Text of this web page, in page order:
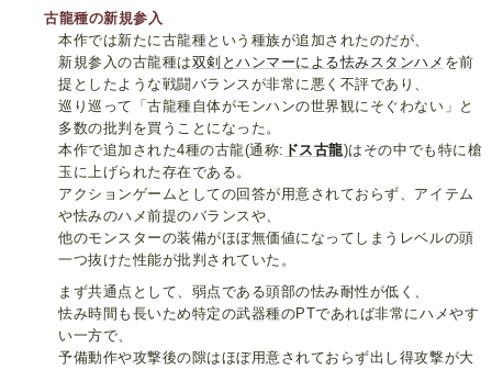
古龍種の新規参入
本作では新たに古龍種という種族が追加されたのだが、
新規参入の古龍種は双剣とハンマーによる怯みスタンハメ を前
提としたような戦闘バランスが非常に悪く不評であり、
巡り巡って「古龍種自体がモンハンの世界観にそぐわない」と
多数の批判を買うことになった。
本作で追加された4種の古龍(通称: ドス古龍)はその中でも特に槍
玉に上げられた存在である。
アクションゲームとしての回答が用意されておらず、アイテム
や怯みのハメ前提のバランスや、
他のモンスターの装備がほぼ無価値になってしまうレベルの頭
一つ抜けた性能が批判されていた。
まず共通点として、弱点である頭部の怯み耐性が低く、
怯み時間も長いため特定の武器種のPTであれば非常にハメやす
い一方で、
予備動作や攻撃後の隙はほぼ用意されておらず出し得攻撃が大